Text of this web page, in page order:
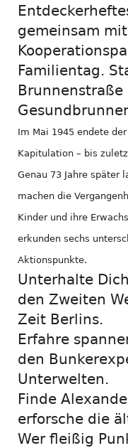
gemeinsam
Familientag.
Brunnenstraße
Im Mai 1945 endete
Kapitulation – bis
Genau 73 Jahre später
machen die
Kinder und ihre
erkunden sechs
Aktionspunkte.
Unterhalte
den Zweiten
Zeit Berlins.
Erfahre
den
Unterwelten.
Finde
erforsche die
Wer fleißig